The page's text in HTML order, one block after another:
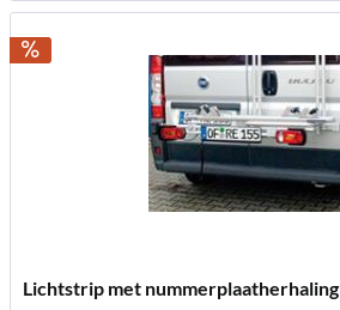
Lichtstrip met nummerplaatherhaling